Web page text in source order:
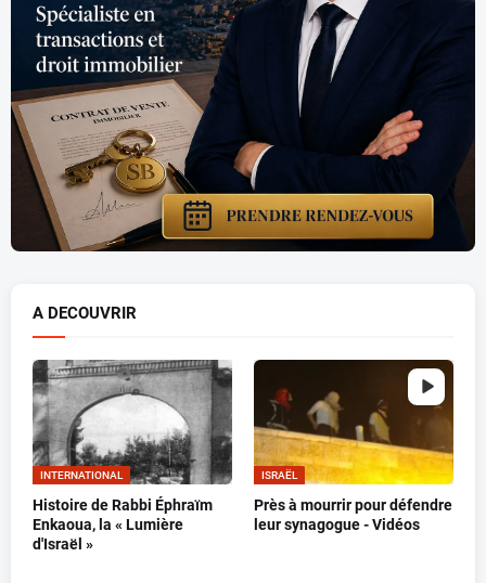
A DECOUVRIR
INTERNATIONAL
Histoire de Rabbi Éphraïm
Enkaoua, la « Lumière
d'Israël »
ISRAËL
Près à mourrir pour défendre
leur synagogue - Vidéos